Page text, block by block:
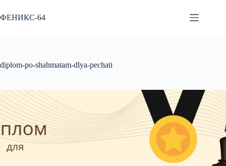
к
сути
ФЕНИКС-64
diplom-po-shahmatam-dlya-pechati